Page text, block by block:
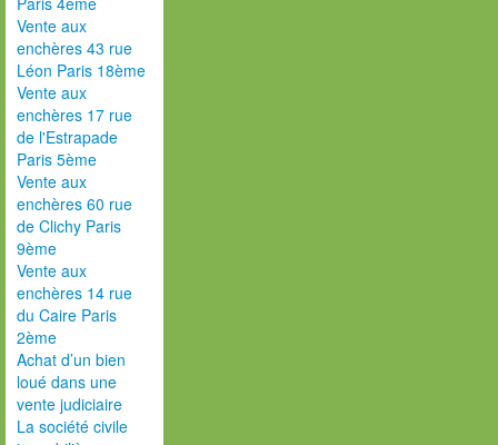
Vente aux
enchères 43 rue
Léon Paris 18ème
Vente aux
enchères 17 rue
de l'Estrapade
Paris 5ème
Vente aux
enchères 60 rue
de Clichy Paris
9ème
Vente aux
enchères 14 rue
du Caire Paris
2ème
Achat d’un bien
loué dans une
vente judiciaire
La société civile